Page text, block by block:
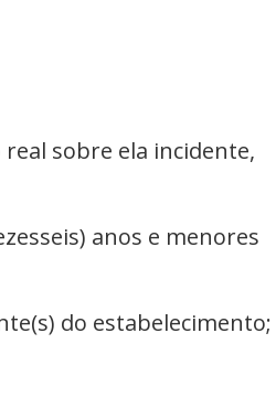
sobre ela incidente,
anos e menores
do estabelecimento;